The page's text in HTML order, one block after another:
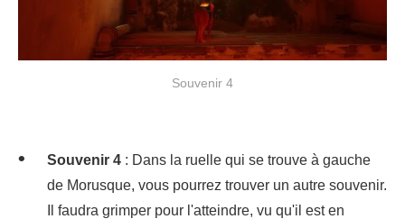
Souvenir 4
Souvenir 4 : Dans la ruelle qui se trouve à gauche
de Morusque, vous pourrez trouver un autre souvenir.
Il faudra grimper pour l'atteindre, vu qu'il est en